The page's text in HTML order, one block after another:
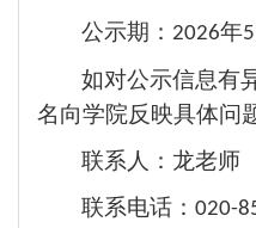
公示期： 2026年5
如对公示信息有
名向学院反映具体问
联系人： 龙老师
联系电话： 020-